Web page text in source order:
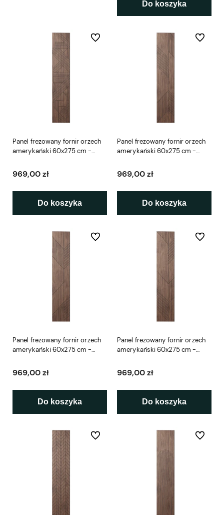
Do koszyka
Panel frezowany fornir orzech
amerykański 60x275 cm -
969,00 zł
Do koszyka
Do ulubionych
Panel frezowany fornir orzech
amerykański 60x275 cm -
969,00 zł
Do koszyka
Do
Panel frezowany fornir orzech
amerykański 60x275 cm -
969,00 zł
Do koszyka
Do ulubionych
Panel frezowany fornir orzech
amerykański 60x275 cm -
969,00 zł
Do koszyka
Do
Do ulubionych Do